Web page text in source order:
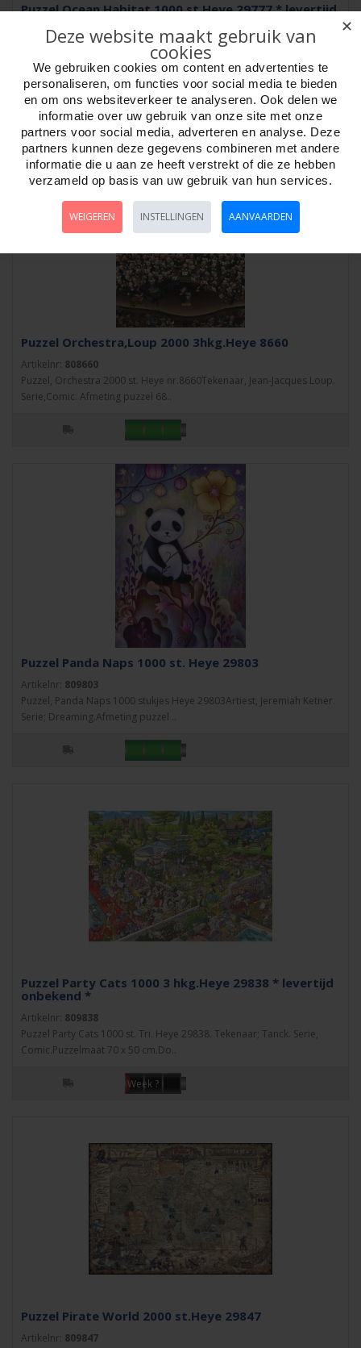
Puzzel Ocean Habitat 1000 st.Heye 29777 * levertijd
Artikelnr:809777
Puzzel Ocean Habitat 1000 st. Heye 29777 Serie, Funky Zoo. Tekenaar,
Marino Degano. Cartoon artiest..
Puzzel Orchestra,Loup 2000 3hkg.Heye 8660
Artikelnr: 808660
Puzzel, Orchestra 2000 st. Heye nr.8660Tekenaar, Jean-Jacques Loup.
Serie,Comic. Afmeting puzzel 68..
Puzzel Panda Naps 1000 st. Heye 29803
Artikelnr: 809803
Puzzel, Panda Naps 1000 stukjes Heye 29803Artiest, Jeremiah Ketner.
Serie; Dreaming.Afmeting puzzel ..
Puzzel Party Cats 1000 3 hkg.Heye 29838 * levertijd
onbekend *
Artikelnr: 809838
Puzzel Party Cats 1000 st. Tri. Heye 29838. Tekenaar; Tanck. Serie,
Comic.Puzzelmaat 70 x 50 cm.Do..
Week ?
Puzzel Pirate World 2000 st.Heye 29847
Artikelnr: 809847
✕
Deze website maakt gebruik van
cookies
We gebruiken cookies om content en advertenties te
personaliseren, om functies voor social media te bieden
en om ons websiteverkeer te analyseren. Ook delen we
informatie over uw gebruik van onze site met onze
partners voor social media, adverteren en analyse. Deze
partners kunnen deze gegevens combineren met andere
informatie die u aan ze heeft verstrekt of die ze hebben
verzameld op basis van uw gebruik van hun services.
WEIGEREN INSTELLINGEN AANVAARDEN